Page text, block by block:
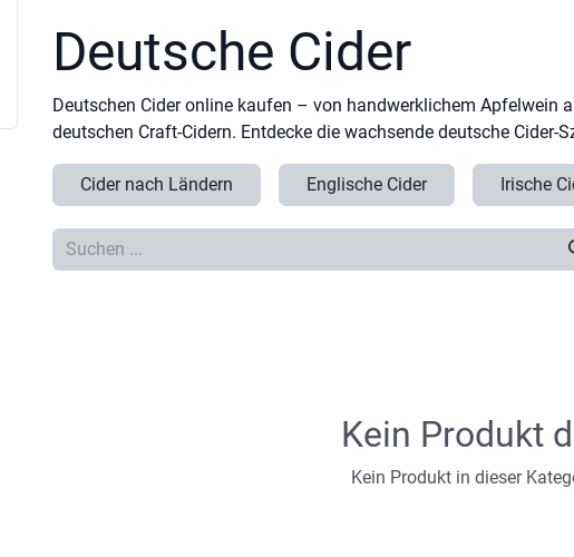
Deutsche Cider
Deutschen Cider online kaufen – von handwerklichem Apfelwein
deutschen Craft-Cidern. Entdecke die wachsende deutsche Cider-
Cider nach Ländern Englische Cider Irische
Kein Produkt
Kein Produkt in dieser